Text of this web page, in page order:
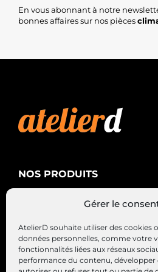
Gérer le
AtelierD souhaite utiliser des cookies
données personnelles, comme votre
fonctionnalités liées aux réseaux
performance du contenu,
En vous abonnant à notre
bonnes affaires sur nos pièces
NOS PRODUITS
Alternateurs – Démarreurs